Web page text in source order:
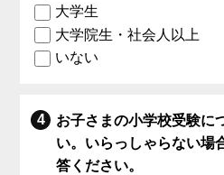
大学生
大学院生・社会人以上
いない
お子さまの小学校受験に
い。いらっしゃらない場
答ください。